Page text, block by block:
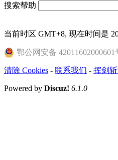
搜索帮助
当前时区 GMT+8, 现在时间是
鄂公网安备 42011602000601
清除 Cookies - 联系我们 - 挥剑
Powered by Discuz! 6.1.0